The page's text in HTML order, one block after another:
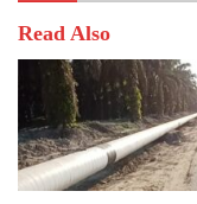
Read Also